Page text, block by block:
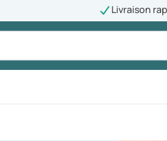
Livraison